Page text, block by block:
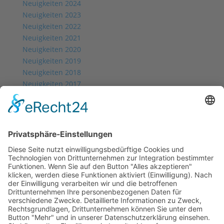
Neuigkeiten 2024
Neuigkeiten 2023
Neuigkeiten 2022
Neuigkeiten 2021
Neuigkeiten 2020
Neuigkeiten 2019
Neuigkeiten 2018
Neuigkeiten 2017
Neuigkeiten 2015
back
News 2024
News 2023
News 2022
News 2021
News 2020
News 2019